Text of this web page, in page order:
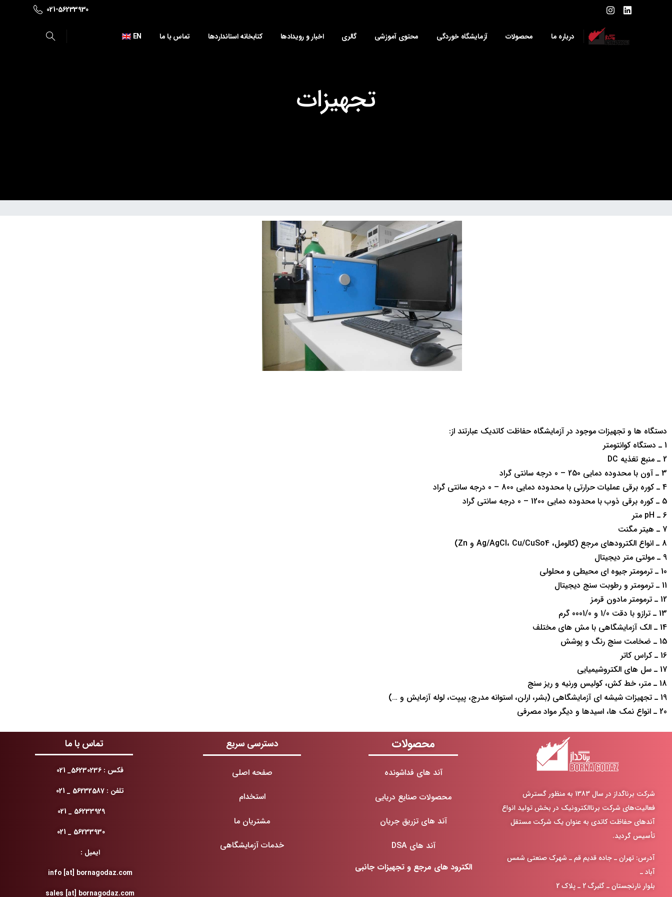
021-56233930
درباره ما محصولات آزمایشگاه خوردگی محتوی آموزشی گالری اخبار و رویدادها کتابخانه استانداردها تماس با ما EN
تجهیزات​
دستگاه ها و تجهيزات موجود در آزمايشگاه حفاظت كاتديك عبارتند از:
1 ـ دستگاه كوانتومتر
2 ـ منبع تغذيه DC
3 ـ آون با محدوده دمايي 250 – 0 درجه سانتي گراد
4 ـ كوره برقي عمليات حرارتي با محدوده دمايي 800 – 0 درجه سانتي گراد
5 ـ كوره برقي ذوب با محدوده دمايي 1200 – 0 درجه سانتي گراد
6 ـ pH متر
7 ـ هيتر مگنت
8 ـ انواع الكترودهاي مرجع (كالومل، Ag/AgCl، Cu/CuSo4 و Zn)
9 ـ مولتي متر ديجيتال
10 ـ ترمومتر جيوه اي محيطي و محلولي
11 ـ ترمومتر و رطوبت سنج ديجيتال
12 ـ ترمومتر مادون قرمز
13 ـ ترازو با دقت 1/0 و 0001/0 گرم
14 ـ الك آزمايشگاهي با مش هاي مختلف
15 ـ ضخامت سنج رنگ و پوشش
16 ـ كراس كاتر
17 ـ سل هاي الكتروشيميايي
18 ـ متر، خط کش، كوليس ورنیه و ريز سنج
19 ـ تجهيزات شيشه اي آزمايشگاهي (بشر، ارلن، استوانه مدرج، پیپت، لوله آزمايش و …)
20 ـ انواع نمك ها، اسيدها و ديگر مواد مصرفي
شرکت برناگداز در سال 1383 به منظور گسترش
فعالیت‌های شرکت برناالکترونیک در بخش تولید انواع
آندهای حفاظت کاتدی به عنوان یک شرکت مستقل
تأسیس گردید.
آدرس: تهران ـ جاده قدیم قم ـ شهرک صنعتی شمس
آباد ـ
بلوار نارنجستان ـ گلبرگ 2 ـ پلاک 2
محصولات
آند های فداشونده
محصولات صنایع دریایی
آند های تزریق جریان
آند های DSA
الکترود های مرجع و تجهیزات جانبی
دسترسی سریع
صفحه اصلی
استخدام
مشتریان ما
خدمات آزمایشگاهی
تماس با ما
فکس : 56230236_ 021
تلفن : 56232587 _ 021
56233929 _ 021
ایمیل :
info [at] bornagodaz.com
sales [at] bornagodaz.com